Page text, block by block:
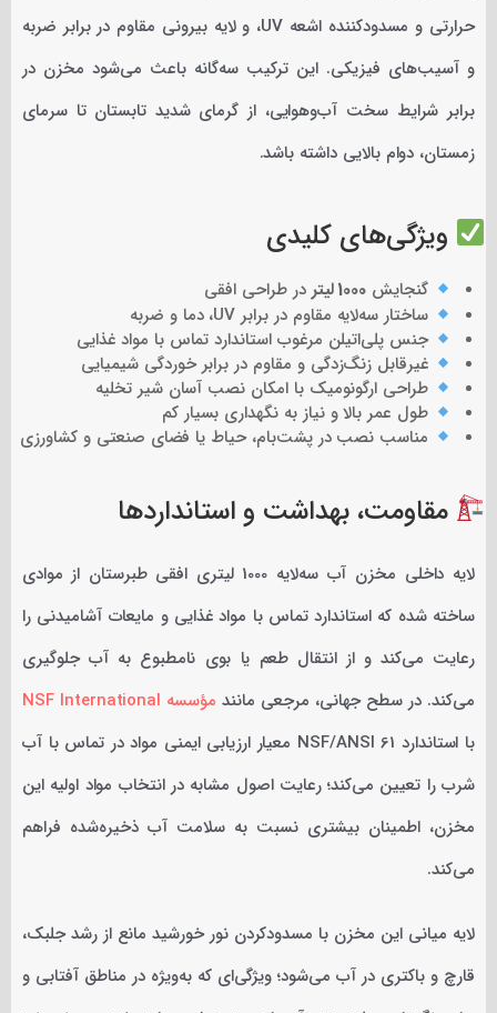
حرارتی و مسدودکننده اشعه UV، و لایه بیرونی مقاوم در برابر ضربه
و آسیب‌های فیزیکی. این ترکیب سه‌گانه باعث می‌شود مخزن در
برابر شرایط سخت آب‌وهوایی، از گرمای شدید تابستان تا سرمای
زمستان، دوام بالایی داشته باشد.
ویژگی‌های کلیدی
گنجایش 1000 لیتر
در طراحی افقی
ساختار سه‌لایه مقاوم در برابر UV، دما و ضربه
جنس پلی‌اتیلن مرغوب استاندارد تماس با مواد غذایی
غیرقابل زنگ‌زدگی و مقاوم در برابر خوردگی شیمیایی
طراحی ارگونومیک با امکان نصب آسان شیر تخلیه
طول عمر بالا و نیاز به نگهداری بسیار کم
مناسب نصب در پشت‌بام، حیاط یا فضای صنعتی و کشاورزی
مقاومت، بهداشت و استانداردها
لایه داخلی مخزن آب سه‌لایه 1000 لیتری افقی طبرستان از موادی
ساخته شده که استاندارد تماس با مواد غذایی و مایعات آشامیدنی را
رعایت می‌کند و از انتقال طعم یا بوی نامطبوع به آب جلوگیری
می‌کند. در سطح جهانی، مرجعی مانند مؤسسه NSF International
با استاندارد NSF/ANSI 61 معیار ارزیابی ایمنی مواد در تماس با آب
شرب را تعیین می‌کند؛ رعایت اصول مشابه در انتخاب مواد اولیه این
مخزن، اطمینان بیشتری نسبت به سلامت آب ذخیره‌شده فراهم
می‌کند.
لایه میانی این مخزن با مسدودکردن نور خورشید مانع از رشد جلبک،
قارچ و باکتری در آب می‌شود؛ ویژگی‌ای که به‌ویژه در مناطق آفتابی و